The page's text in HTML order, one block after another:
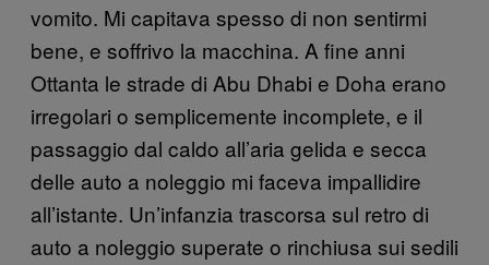
vomito. Mi capitava spesso di non sentirmi
bene, e soffrivo la macchina. A fine anni
Ottanta le strade di Abu Dhabi e Doha erano
irregolari o semplicemente incomplete, e il
passaggio dal caldo all’aria gelida e secca
delle auto a noleggio mi faceva impallidire
all’istante. Un’infanzia trascorsa sul retro di
auto a noleggio superate o rinchiusa sui sedili